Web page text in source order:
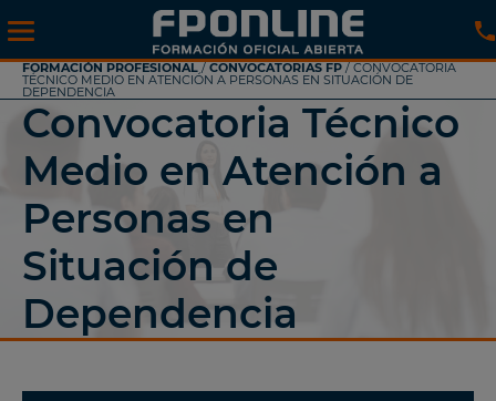
FORMACIÓN PROFESIONAL / CONVOCATORIAS FP / CONVOCATORIA
TÉCNICO MEDIO EN ATENCIÓN A PERSONAS EN SITUACIÓN DE
DEPENDENCIA
Convocatoria Técnico
Medio en Atención a
Personas en
Situación de
Dependencia